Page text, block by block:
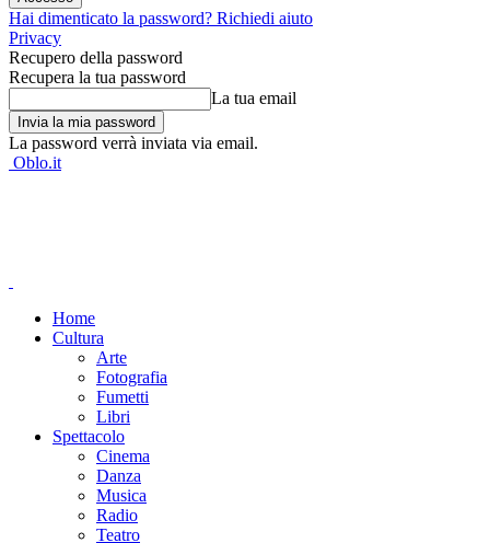
Hai dimenticato la password? Richiedi aiuto
Privacy
Recupero della password
Recupera la tua password
La tua email
La password verrà inviata via email.
Oblo.it
Home
Cultura
Arte
Fotografia
Fumetti
Libri
Spettacolo
Cinema
Danza
Musica
Radio
Teatro